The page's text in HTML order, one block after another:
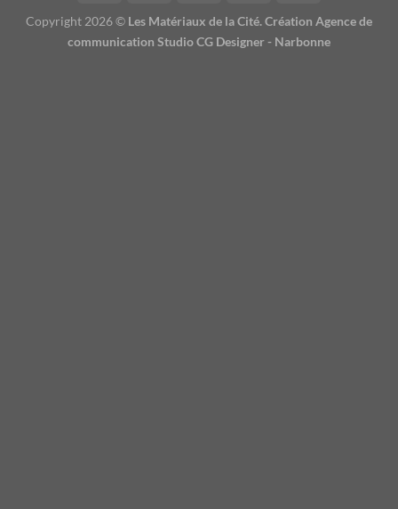
Copyright 2026 © Les Matériaux de la Cité. Création Agence de
communication Studio CG Designer - Narbonne